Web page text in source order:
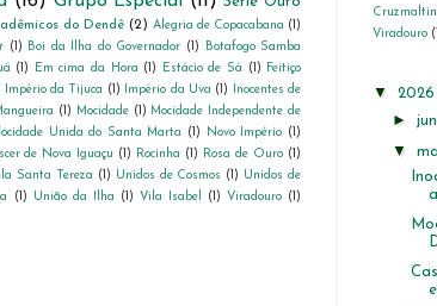
do Dendê (2) Alegria de Copacabana (1)
(1) Boi da Ilha do Governador (1)
Botafogo Samba
(1) Em cima da Hora (1) Estácio de Sá (1)
Feitiço
Império da Tijuca (1) Império da Uva (1)
Inocentes de
(1) Mocidade (1) Mocidade Independente de
Unida do Santa Marta (1) Novo Império (1)
de Nova Iguaçu (1) Rocinha (1) Rosa de Ouro (1)
Santa Tereza (1) Unidos de Cosmos (1) Unidos de
(1) União da Ilha (1) Vila Isabel (1) Viradouro (1)
Viradouro
▼
►
▼